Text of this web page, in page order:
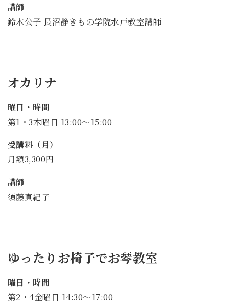
講師
鈴木公子 長沼静きもの学院水戸教室講師
オカリナ
曜日・時間
第1・3木曜日 13:00～15:00
受講料（月）
月額3,300円
講師
須藤真紀子
ゆったりお椅子でお琴教室
曜日・時間
第2・4金曜日 14:30～17:00